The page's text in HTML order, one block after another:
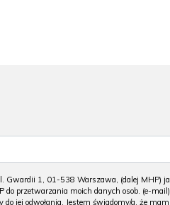
Gwardii 1, 01-538 Warszawa, (dalej MHP)
do przetwarzania moich danych osob. (e-
jej odwołania. Jestem świadomy/a, że